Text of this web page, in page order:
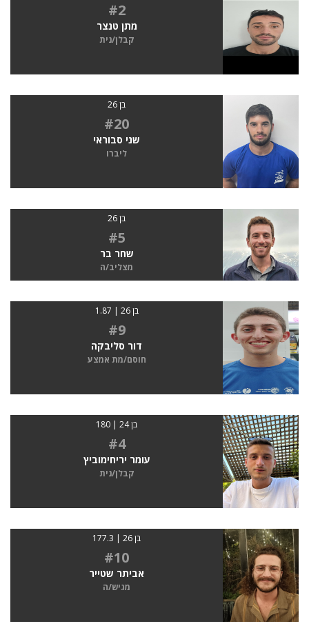
#2
מתן טנצר
קבלן/נית
בן 26
#20
שני סבוראי
ליברו
בן 26
#5
שחר בר
מצליב/ה
בן 26 | 1.87
#9
דור סליבקה
חוסם/מת אמצע
בן 24 | 180
#4
עומר יריחימוביץ
קבלן/נית
בן 26 | 177.3
#10
אביתר שטייר
מגיש/ה